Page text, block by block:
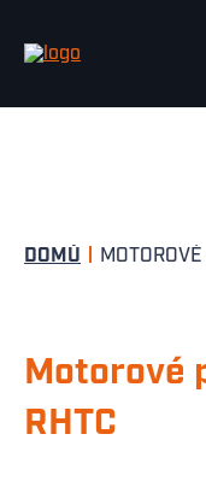
DOMŮ
Motorové
RHTC